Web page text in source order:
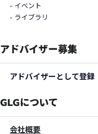
イベント
ライブラリ
アドバイザー募集
アドバイザーとして登録
GLGについて
会社概要